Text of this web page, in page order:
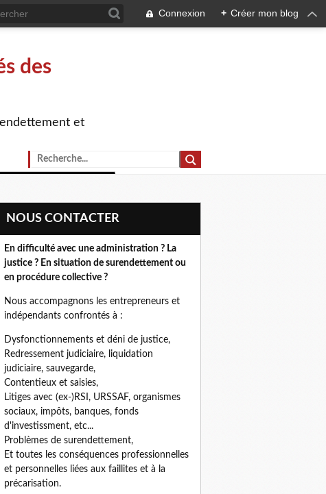
Connexion + Créer mon blog
des
et
NOUS CONTACTER
En difficulté avec une administration ? La
justice ? En situation de surendettement ou
en procédure collective ?
Nous accompagnons les entrepreneurs et
indépendants confrontés à :
Dysfonctionnements et déni de justice,
Redressement judiciaire, liquidation
judiciaire, sauvegarde,
Contentieux et saisies,
Litiges avec (ex-)RSI, URSSAF, organismes
sociaux, impôts, banques, fonds
d'investissment, etc...
Problèmes de surendettement,
Et toutes les conséquences professionnelles
et personnelles liées aux faillites et à la
précarisation.